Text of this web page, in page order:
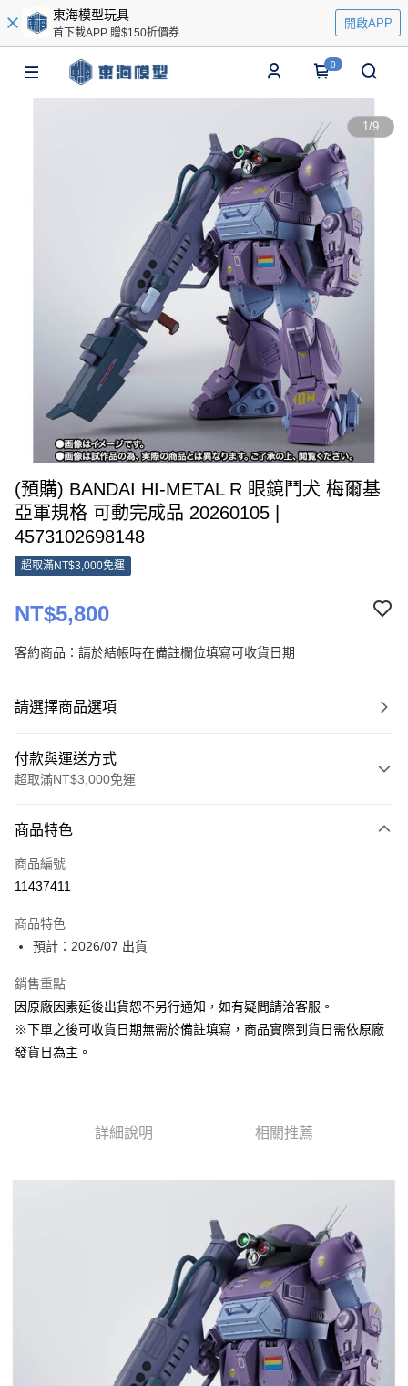
東海模型玩具
首下載APP 贈$150折價券
開啟APP
0
1/9
(預購) BANDAI HI-METAL R 眼鏡鬥犬 梅爾基
亞軍規格 可動完成品 20260105 |
4573102698148
超取滿NT$3,000免運
NT$5,800
客約商品：請於結帳時在備註欄位填寫可收貨日期
請選擇商品選項
付款與運送方式
超取滿NT$3,000免運
信用卡一次付款
Apple Pay
相關說明
【大哥付你分期使用說明】
2.付款方式選擇「大哥付你分期」，訂單成立後會自動跳轉到大哥付的交易
流程，驗證手機門號後，選擇欲分期的期數、繳款截止日，確認付款後即完
成交易。
3.實際核准額度、可分期數及費用金額請依後續交易確認頁面所載為準。
4.訂單成立30分鐘內，如未前往確認交易或遇審核未通過，訂單將自動取
1.本服務係由「台灣大哥大股份有限公司」（以下簡稱本公司）所提供，讓
用戶於交易時，得透過本服務購買商品或服務，並由商店將買賣／分期付款
買賣價金債權讓與本公司後，依約使用本公司帳單繳交帳款。
2.基於同意付款使用「大哥付你分期」之契約關係目的，商店將以您的個人
資料（包含姓名、電話或地址）提供予台灣大哥大進項蒐集、處理及利用，
由本公司與您本人進行分期帳單所需資料之確認、核對及更正。
3.完整用戶服務條款，請詳閱以下連結： https://oppay.tw/userRule
運送方式
預購-付款後全家取貨(舊)
每筆NT$90，滿NT$3,000(含以上)免運費
每筆NT$120，滿NT$3,000(含以上)免運費
每筆NT$160，滿NT$3,000(含以上)免運費
東海門市自取，需自備購物袋取貨唷。
商品特色
商品編號
11437411
商品特色
預計：2026/07 出貨
銷售重點
因原廠因素延後出貨恕不另行通知，如有疑問請洽客服。
※下單之後可收貨日期無需於備註填寫，商品實際到貨日需依原廠
發貨日為主。
詳細說明 相關推薦